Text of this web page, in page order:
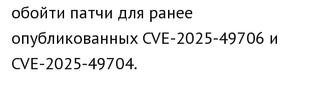
обойти патчи для ранее
опубликованных CVE-2025-49706 и
CVE-2025-49704.